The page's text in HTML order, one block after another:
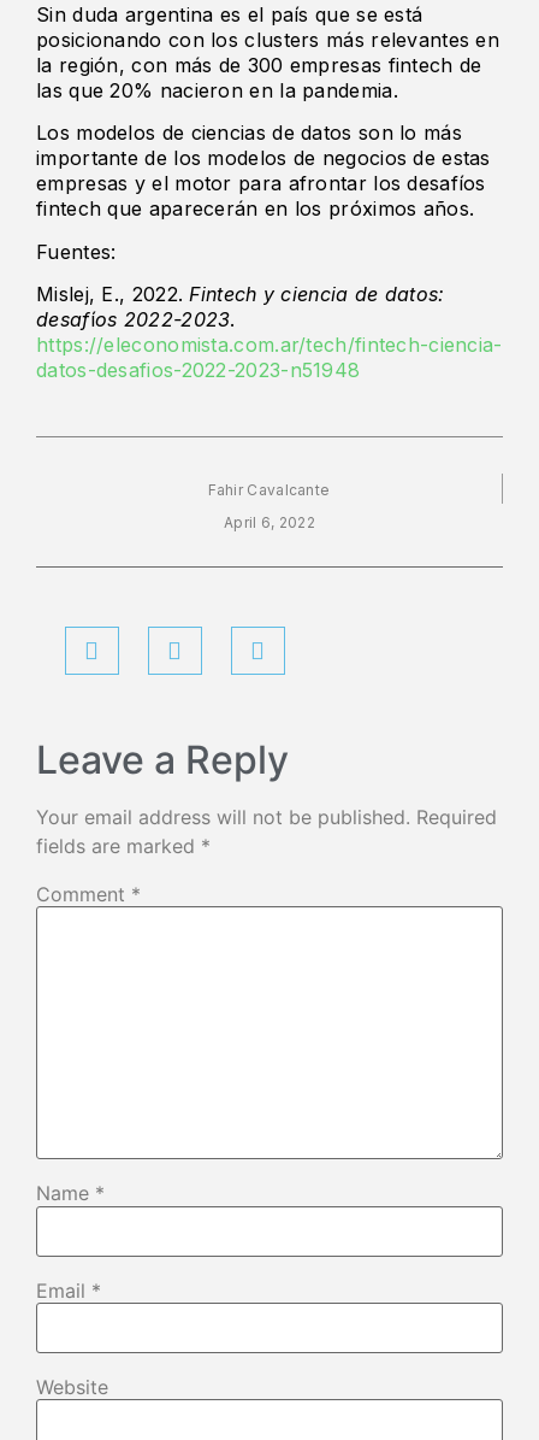
Sin duda argentina es el país que se está
posicionando con los clusters más relevantes en
la región, con más de 300 empresas fintech de
las que 20% nacieron en la pandemia.
Los modelos de ciencias de datos son lo más
importante de los modelos de negocios de estas
empresas y el motor para afrontar los desafíos
fintech que aparecerán en los próximos años.
Fuentes:
Mislej, E., 2022.Fintech y ciencia de datos:
desafíos 2022-2023.
https://eleconomista.com.ar/tech/fintech-ciencia-
datos-desafios-2022-2023-n51948
Fahir Cavalcante
April 6, 2022
Leave a Reply
Your email address will not be published. Required
fields are marked *
Comment *
Name *
Email *
Website